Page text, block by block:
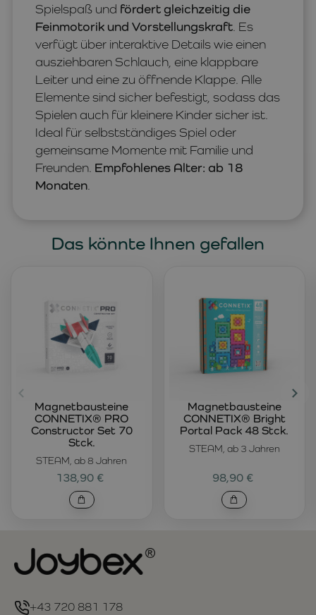
Spielspaß und fördert gleichzeitig die
Feinmotorik und Vorstellungskraft . Es
verfügt über interaktive Details wie einen
ausziehbaren Schlauch, eine klappbare
Leiter und eine zu öffnende Klappe. Alle
Elemente sind sicher befestigt, sodass das
Spielen auch für kleinere Kinder sicher ist.
Ideal für selbstständiges Spiel oder
gemeinsame Momente mit Familie und
Freunden. Empfohlenes Alter: ab 18
Monaten
Das könnte Ihnen gefallen
STEAM, ab 8 Jahren
Magnetbausteine
CONNETIX® PRO
Constructor Set 70
Stck.
138,90 €
STEAM, ab 3 Jahren
Magnetbausteine
CONNETIX® Bright
Portal Pack 48 Stck.
98,90 €
+43 720 881 178